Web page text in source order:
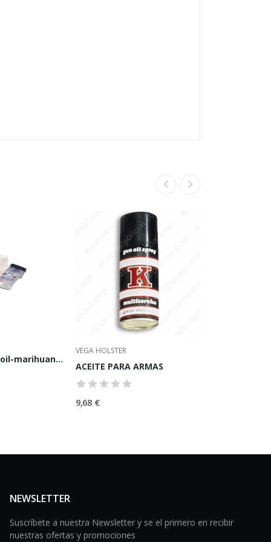
TEST-05 hash oil-marihuana-hashis-THC (Caja)
VEGA HOLSTER
ACEITE PARA ARMAS
9,68 €
NEWSLETTER
Suscríbete a nuestra Newsletter y se el primero en recibir
nuestras ofertas y promociones